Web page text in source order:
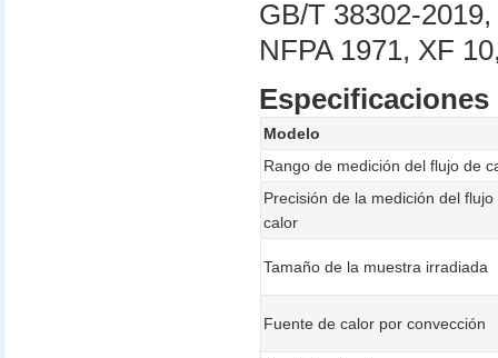
GB/T 38302-
NFPA 1971, XF
Especificaciones
Modelo
Rango de medición del flujo de
Precisión de la medición del flujo
calor
Tamaño de la muestra irradiada
Fuente de calor por convección